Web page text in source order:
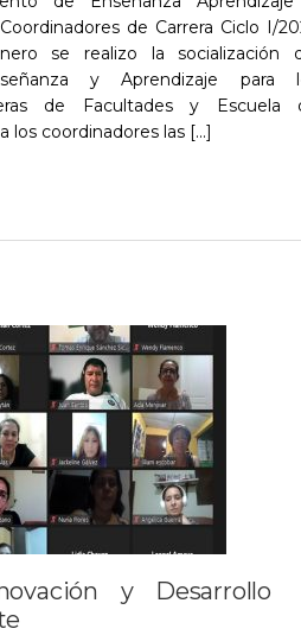
de Carrera Ciclo I/
se realizo la socialización
y Aprendizaje para
de Facultades y Escuela
los coordinadores las [...]
y Desarrollo